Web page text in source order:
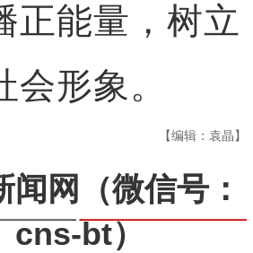
正能量，树立
会形象。
【编辑：袁晶】
闻网
（微信号：
cns-bt）